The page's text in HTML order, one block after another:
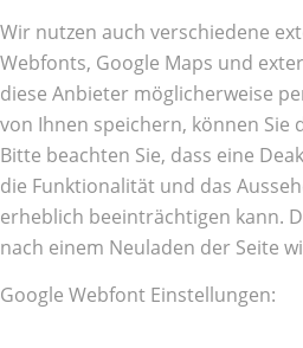
Wir nutzen auch verschiedene
Webfonts, Google Maps und
diese Anbieter möglicherweise
von Ihnen speichern, können Sie
Bitte beachten Sie, dass eine
die Funktionalität und das
erheblich beeinträchtigen kann.
nach einem Neuladen der Seite
Google Webfont Einstellungen: